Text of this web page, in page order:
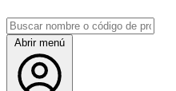
Abrir menú